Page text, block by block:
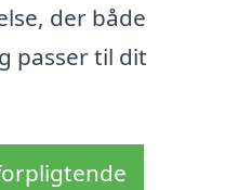
der både
passer til dit